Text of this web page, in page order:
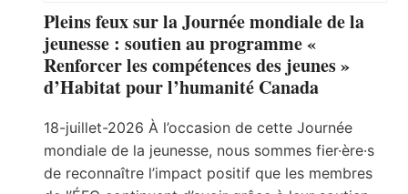
Pleins feux sur la Journée mondiale de la
jeunesse : soutien au programme «
Renforcer les compétences des jeunes »
d’Habitat pour l’humanité Canada
18-juillet-2026 À l’occasion de cette Journée
mondiale de la jeunesse, nous sommes fier·ère·s
de reconnaître l’impact positif que les membres